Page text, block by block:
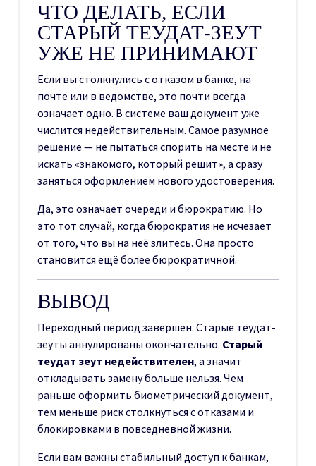
ЧТО ДЕЛАТЬ, ЕСЛИ
СТАРЫЙ ТЕУДАТ-ЗЕУТ
УЖЕ НЕ ПРИНИМАЮТ
Если вы столкнулись с отказом в банке, на
почте или в ведомстве, это почти всегда
означает одно. В системе ваш документ уже
числится недействительным. Самое разумное
решение — не пытаться спорить на месте и не
искать «знакомого, который решит», а сразу
заняться оформлением нового удостоверения.
Да, это означает очереди и бюрократию. Но
это тот случай, когда бюрократия не исчезает
от того, что вы на неё злитесь. Она просто
становится ещё более бюрократичной.
ВЫВОД
Переходный период завершён. Старые теудат-
зеуты аннулированы окончательно. Старый
теудат зеут недействителен, а значит
откладывать замену больше нельзя. Чем
раньше оформить биометрический документ,
тем меньше риск столкнуться с отказами и
блокировками в повседневной жизни.
Если вам важны стабильный доступ к банкам,